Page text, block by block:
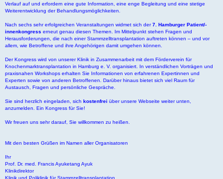
Verlauf auf und erfordern eine gute Information, eine enge Begleitung und eine stetige
Weiterentwicklung der Behandlungsmöglichkeiten.
Nach sechs sehr erfolgreichen Veranstaltungen widmet sich der7. Hamburger Patient/-
innenkongress erneut genau diesen Themen. Im Mittelpunkt stehen Fragen und
Herausforderungen, die nach einer Stammzelltransplantation auftreten können – und vor
allem, wie Betroffene und ihre Angehörigen damit umgehen können.
Der Kongress wird von unserer Klinik in Zusammenarbeit mit dem Förderverein für
Knochenmarktransplantation in Hamburg e. V. organisiert. In verständlichen Vorträgen und
praxisnahen Workshops erhalten Sie Informationen von erfahrenen Expertinnen und
Experten sowie von anderen Betroffenen. Darüber hinaus bietet sich viel Raum für
Austausch, Fragen und persönliche Gespräche.
Sie sind herzlich eingeladen, sich kostenfrei über unsere Webseite weiter unten,
anzumelden. Ein Kongress für Sie!
Wir freuen uns sehr darauf, Sie willkommen zu heißen.
Mit den besten Grüßen im Namen aller Organisatoren
Ihr
Prof. Dr. med. Francis Ayuketang Ayuk
Klinikdirektor
Klinik und Poliklinik für Stammzelltransplantation